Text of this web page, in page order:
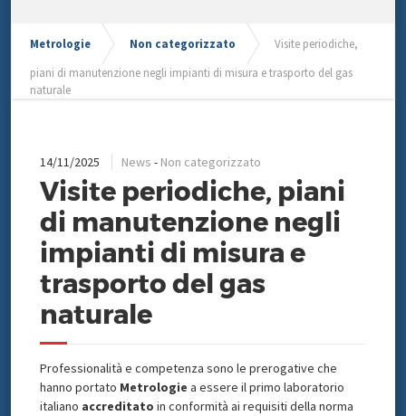
Metrologie Non categorizzato
Visite periodiche,
piani di manutenzione negli impianti di misura e trasporto del gas
naturale
14/11/2025 News - Non categorizzato
Visite periodiche, piani
di manutenzione negli
impianti di misura e
trasporto del gas
naturale
Professionalità e competenza sono le prerogative che
hanno portato Metrologie a essere il primo laboratorio
italiano accreditato in conformità ai requisiti della norma